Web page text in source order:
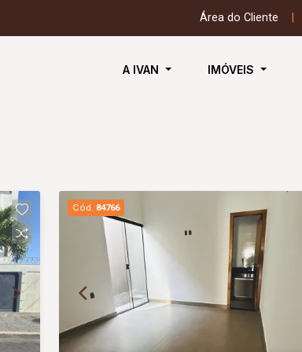
Área do Cliente
A IVAN IMÓVEIS
Cód. 84766